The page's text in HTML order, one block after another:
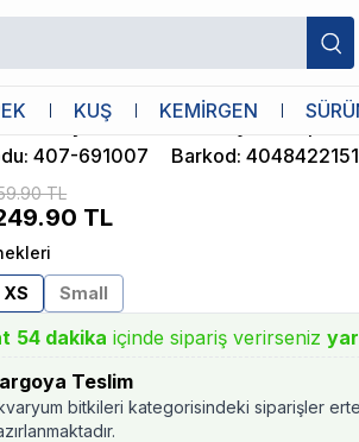
KUŞ KEMİRGEN
Küçük Irk Kısa Tüylü Köpek
:407-691007 Barkod:
TL
TL
XS Small
54 dakika içinde sipariş verirseniz
Teslim
bitkileri kategorisindeki siparişler